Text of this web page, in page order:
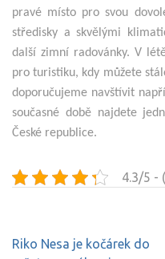
pravé místo pro svou
středisky a skvělými
další zimní radovánky. V
pro turistiku, kdy můžete
doporučujeme navštívit
současné době najdete
České republice.
4.3/5 -
Navigace
Riko Nesa je kočárek do